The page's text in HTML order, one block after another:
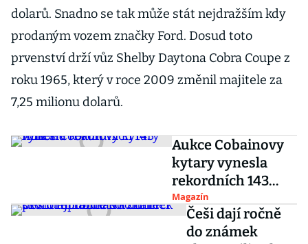
dolarů. Snadno se tak může stát nejdražším kdy
prodaným vozem značky Ford. Dosud toto
prvenství drží vůz Shelby Daytona Cobra Coupe z
roku 1965, který v roce 2009 změnil majitele za
7,25 milionu dolarů.
Aukce Cobainovy
kytary vynesla
rekordních 143
milionů korun
Magazín
Češi dají ročně
do známek